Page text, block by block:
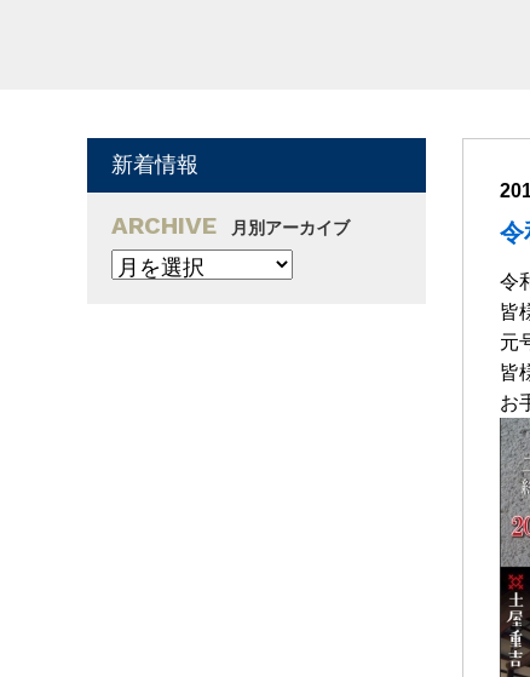
令
令
皆
元
皆
お
新着情報
ARCHIVE 月別アーカイブ